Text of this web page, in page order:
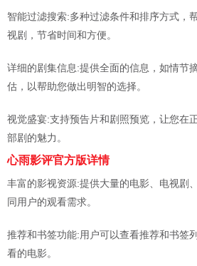
智能过滤搜索:多种过滤条件和排序方式，
视剧，节省时间和方便。
详细的剧集信息:提供全面的信息，如情节
估，以帮助您做出明智的选择。
视觉盛宴:支持预告片和剧照预览，让您在
部剧的魅力。
心雨影评官方版详情
丰富的影视资源:提供大量的电影、电视剧
同用户的观看需求。
推荐和书签功能:用户可以查看推荐和书签
看的电影。